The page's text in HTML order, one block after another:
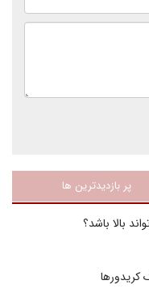
پر بازدیدترین ها
بالا باشد؟
کریدورها